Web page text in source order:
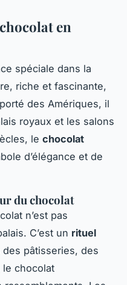
en
spéciale dans la
riche et fascinante,
des Amériques, il
royaux et les salons
le chocolat
d’élégance et de
du chocolat
n’est pas
C’est un rituel
pâtisseries, des
chocolat